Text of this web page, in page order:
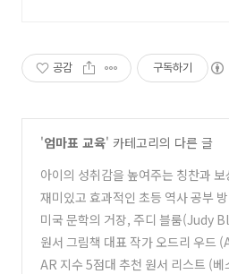
공감 구독하기
'엄마표 교육' 카테고리의 다른 글
아이의 성취감을 높여주는 칭찬과 보
재미있고 효과적인 초등 역사 공부
미국 문학의 거장, 주디 블룸(Judy
및 책 소개 (0)
원서 그림책 대표 작가 오드리 우드
od) 추천 원서 리스트 (0)
AR 지수 5점대 추천 원서 리스트 (베